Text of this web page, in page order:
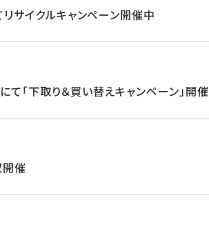
サイクルキャンペーン開催中
て「下取り＆買い替えキャンペーン」開催
開催